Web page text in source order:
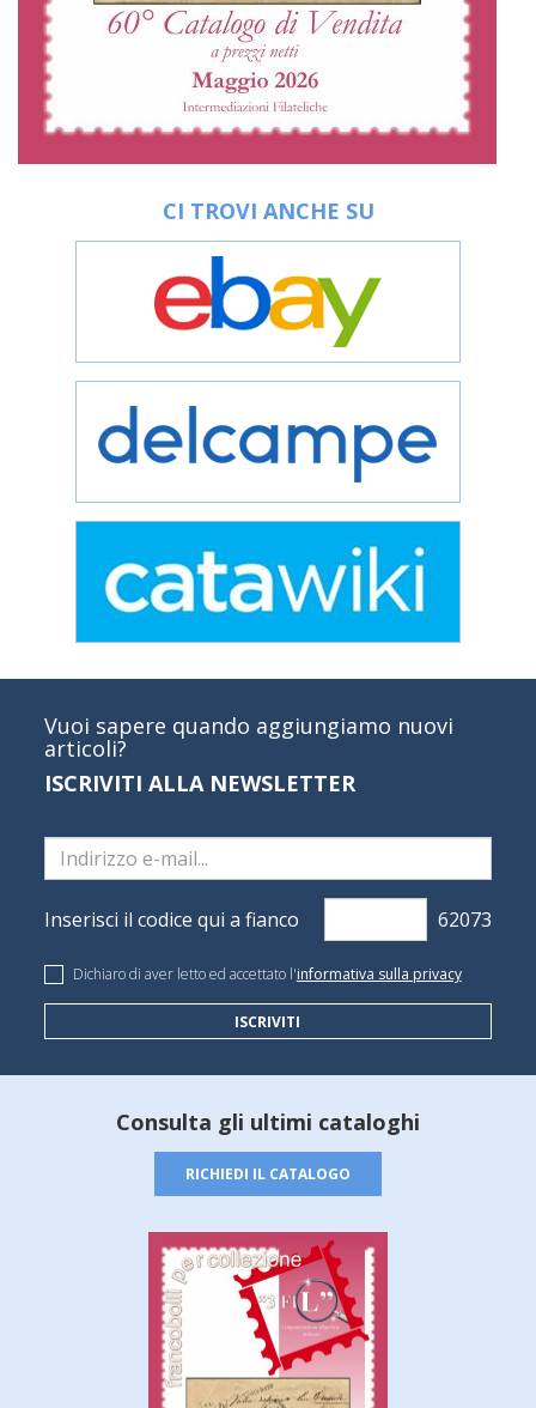
CI TROVI ANCHE SU
Vuoi sapere quando aggiungiamo nuovi
articoli?
ISCRIVITI ALLA NEWSLETTER
Inserisci il codice qui a fianco
Dichiaro di aver letto ed accettato l'informativa sulla privacy
ISCRIVITI
Consulta gli ultimi cataloghi
RICHIEDI IL CATALOGO